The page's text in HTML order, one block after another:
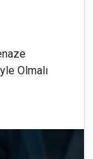
Olmalı